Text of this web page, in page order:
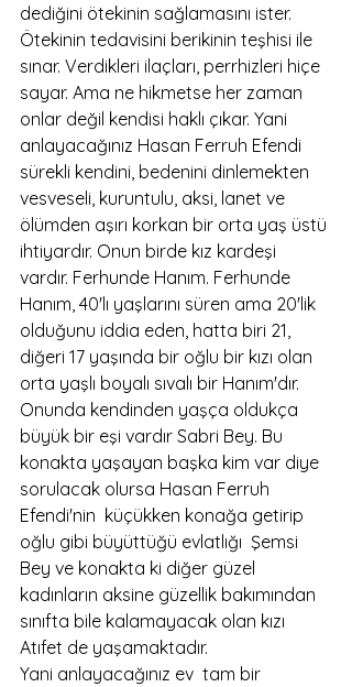
dediğini ötekinin sağlamasını ister.
Ötekinin tedavisini berikinin teşhisi ile
sınar. Verdikleri ilaçları, perrhizleri hiçe
sayar. Ama ne hikmetse her zaman
onlar değil kendisi haklı çıkar. Yani
anlayacağınız Hasan Ferruh Efendi
sürekli kendini, bedenini dinlemekten
vesveseli, kuruntulu, aksi, lanet ve
ölümden aşırı korkan bir orta yaş üstü
ihtiyardır. Onun birde kız kardeşi
vardır. Ferhunde Hanım. Ferhunde
Hanım, 40'lı yaşlarını süren ama 20'lik
olduğunu iddia eden, hatta biri 21,
diğeri 17 yaşında bir oğlu bir kızı olan
orta yaşlı boyalı sıvalı bir Hanım'dır.
Onunda kendinden yaşça oldukça
büyük bir eşi vardır Sabri Bey. Bu
konakta yaşayan başka kim var diye
sorulacak olursa Hasan Ferruh
Efendi'nin  küçükken konağa getirip
oğlu gibi büyüttüğü evlatlığı  Şemsi
Bey ve konakta ki diğer güzel
kadınların aksine güzellik bakımından
sınıfta bile kalamayacak olan kızı
Atıfet de yaşamaktadır.
Yani anlayacağınız ev  tam bir